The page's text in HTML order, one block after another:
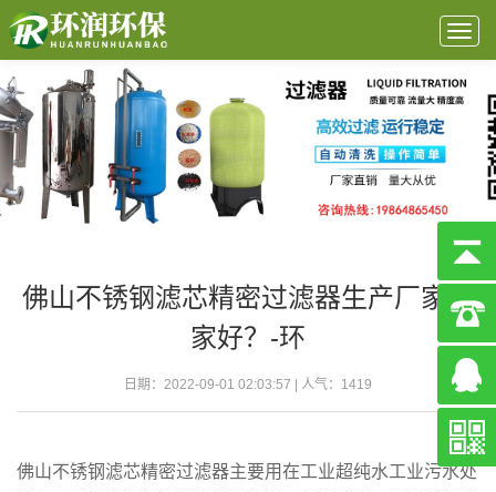
佛山不锈钢滤芯精密过滤器生产厂家哪
家好？-环
日期：2022-09-01 02:03:57 | 人气： 1419
佛山不锈钢滤芯精密过滤器主要用在工业超纯水工业污水处